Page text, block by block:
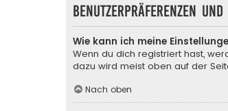
Benutzerpräferenzen
Wie kann ich meine
Wenn du dich registriert hast,
dazu wird meist oben auf der
Nach oben